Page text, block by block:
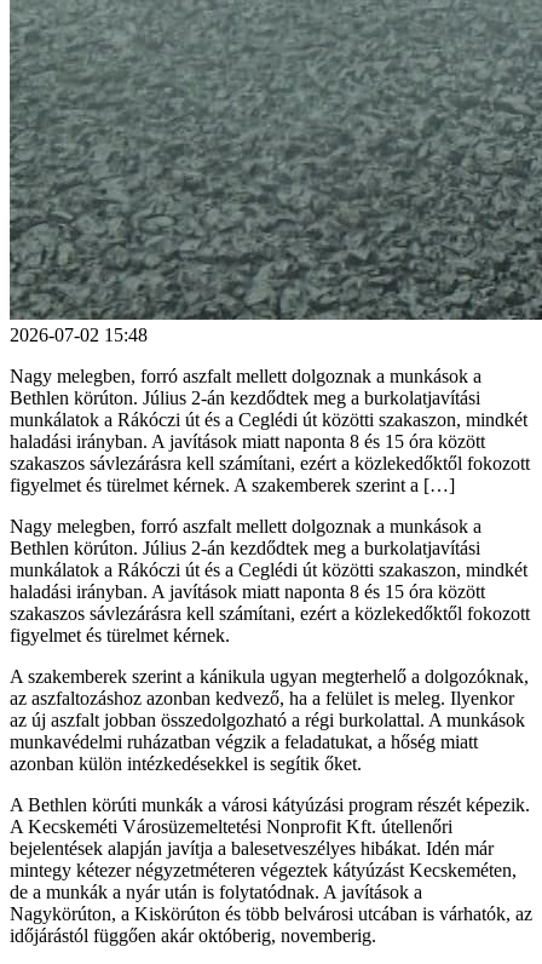
2026-07-02 15:48
Nagy melegben, forró aszfalt mellett dolgoznak a munkások a
Bethlen körúton. Július 2-án kezdődtek meg a burkolatjavítási
munkálatok a Rákóczi út és a Ceglédi út közötti szakaszon, mindkét
haladási irányban. A javítások miatt naponta 8 és 15 óra között
szakaszos sávlezárásra kell számítani, ezért a közlekedőktől fokozott
figyelmet és türelmet kérnek. A szakemberek szerint a […]
Nagy melegben, forró aszfalt mellett dolgoznak a munkások a
Bethlen körúton. Július 2-án kezdődtek meg a burkolatjavítási
munkálatok a Rákóczi út és a Ceglédi út közötti szakaszon, mindkét
haladási irányban. A javítások miatt naponta 8 és 15 óra között
szakaszos sávlezárásra kell számítani, ezért a közlekedőktől fokozott
figyelmet és türelmet kérnek.
A szakemberek szerint a kánikula ugyan megterhelő a dolgozóknak,
az aszfaltozáshoz azonban kedvező, ha a felület is meleg. Ilyenkor
az új aszfalt jobban összedolgozható a régi burkolattal. A munkások
munkavédelmi ruházatban végzik a feladatukat, a hőség miatt
azonban külön intézkedésekkel is segítik őket.
A Bethlen körúti munkák a városi kátyúzási program részét képezik.
A Kecskeméti Városüzemeltetési Nonprofit Kft. útellenőri
bejelentések alapján javítja a balesetveszélyes hibákat. Idén már
mintegy kétezer négyzetméteren végeztek kátyúzást Kecskeméten,
de a munkák a nyár után is folytatódnak. A javítások a
Nagykörúton, a Kiskörúton és több belvárosi utcában is várhatók, az
időjárástól függően akár októberig, novemberig.